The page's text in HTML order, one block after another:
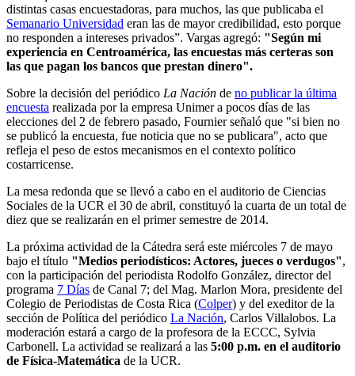
distintas casas encuestadoras, para muchos, las que publicaba el
Semanario Universidad eran las de mayor credibilidad, esto porque
no responden a intereses privados”. Vargas agregó: "Según mi
experiencia en Centroamérica, las encuestas más certeras son
las que pagan los bancos que prestan dinero".
Sobre la decisión del periódico La Nación de no publicar la última
encuesta realizada por la empresa Unimer a pocos días de las
elecciones del 2 de febrero pasado, Fournier señaló que "si bien no
se publicó la encuesta, fue noticia que no se publicara", acto que
refleja el peso de estos mecanismos en el contexto político
costarricense.
La mesa redonda que se llevó a cabo en el auditorio de Ciencias
Sociales de la UCR el 30 de abril, constituyó la cuarta de un total de
diez que se realizarán en el primer semestre de 2014.
La próxima actividad de la Cátedra será este miércoles 7 de mayo
bajo el título "Medios periodísticos: Actores, jueces o verdugos",
con la participación del periodista Rodolfo González, director del
programa 7 Días de Canal 7; del Mag. Marlon Mora, presidente del
Colegio de Periodistas de Costa Rica (Colper) y del exeditor de la
sección de Política del periódico La Nación, Carlos Villalobos. La
moderación estará a cargo de la profesora de la ECCC, Sylvia
Carbonell. La actividad se realizará a las 5:00 p.m. en el auditorio
de Física-Matemática de la UCR.